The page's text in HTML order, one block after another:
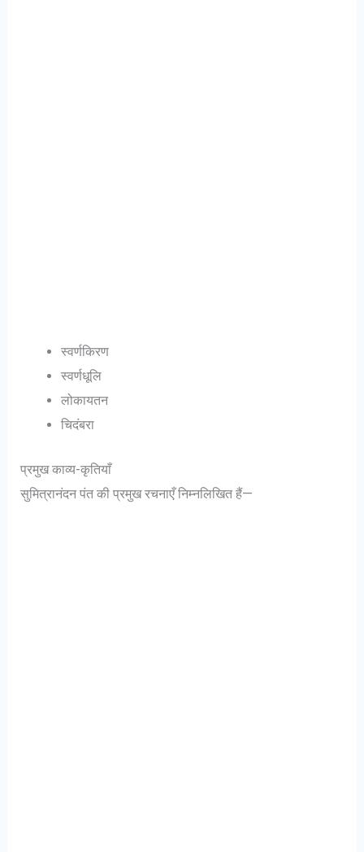
स्वर्णकिरण
स्वर्णधूलि
लोकायतन
चिदंबरा
प्रमुख काव्य-कृतियाँ
सुमित्रानंदन पंत की प्रमुख रचनाएँ निम्नलिखित हैं—